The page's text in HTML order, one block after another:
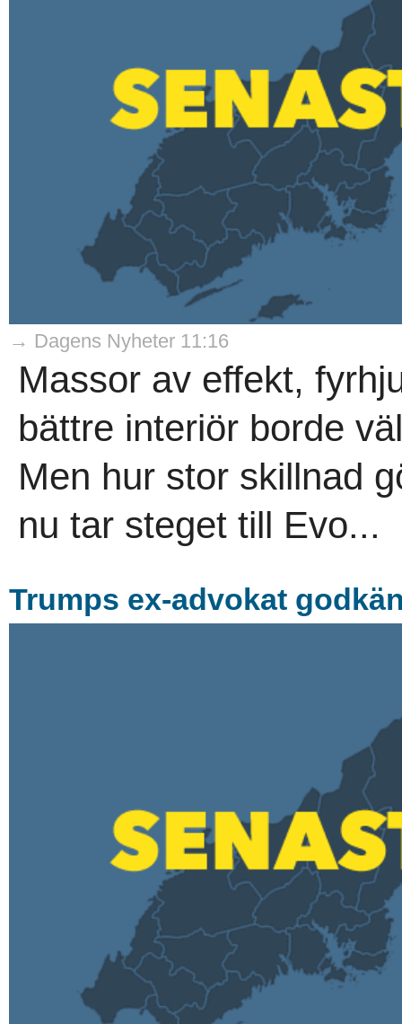
→ Dagens Nyheter 11:16
Massor av effekt,
bättre interiör borde
Men hur stor skillnad
nu tar steget till Evo...
Trumps ex-advokat